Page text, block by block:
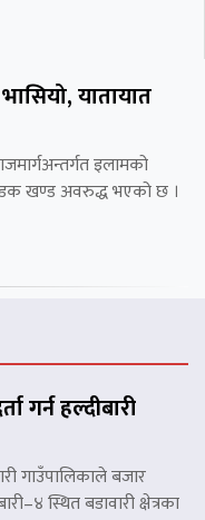
यातायात
इलामको
खण्ड अवरुद्ध भएको छ ।
गर्न हल्दीबारी
गाउँपालिकाले बजार
स्थित बडावारी क्षेत्रका